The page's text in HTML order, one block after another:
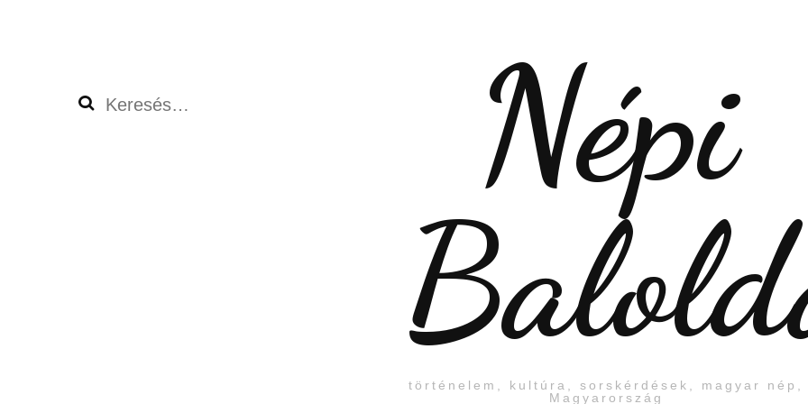
Keresés:
Népi
történelem, kultúra, sorskérdések, magyar nép,
Magyarország